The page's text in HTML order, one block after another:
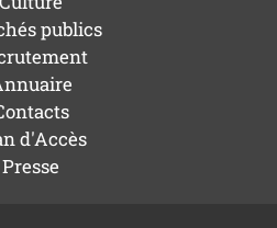
publics
d'Accès
Presse